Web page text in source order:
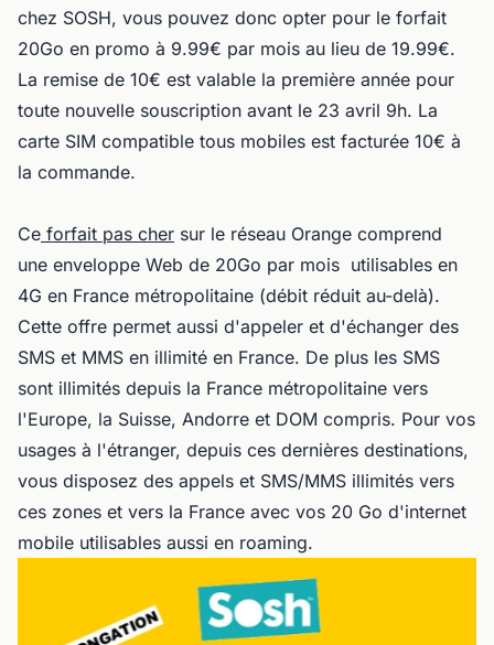
chez SOSH, vous pouvez donc opter pour le forfait
20Go en promo à 9.99€ par mois au lieu de 19.99€.
La remise de 10€ est valable la première année pour
toute nouvelle souscription avant le 23 avril 9h. La
carte SIM compatible tous mobiles est facturée 10€ à
la commande.
Ce forfait pas cher sur le réseau Orange comprend
une enveloppe Web de 20Go par mois utilisables en
4G en France métropolitaine (débit réduit au-delà).
Cette offre permet aussi d'appeler et d'échanger des
SMS et MMS en illimité en France. De plus les SMS
sont illimités depuis la France métropolitaine vers
l'Europe, la Suisse, Andorre et DOM compris. Pour vos
usages à l'étranger, depuis ces dernières destinations,
vous disposez des appels et SMS/MMS illimités vers
ces zones et vers la France avec vos 20 Go d'internet
mobile utilisables aussi en roaming.